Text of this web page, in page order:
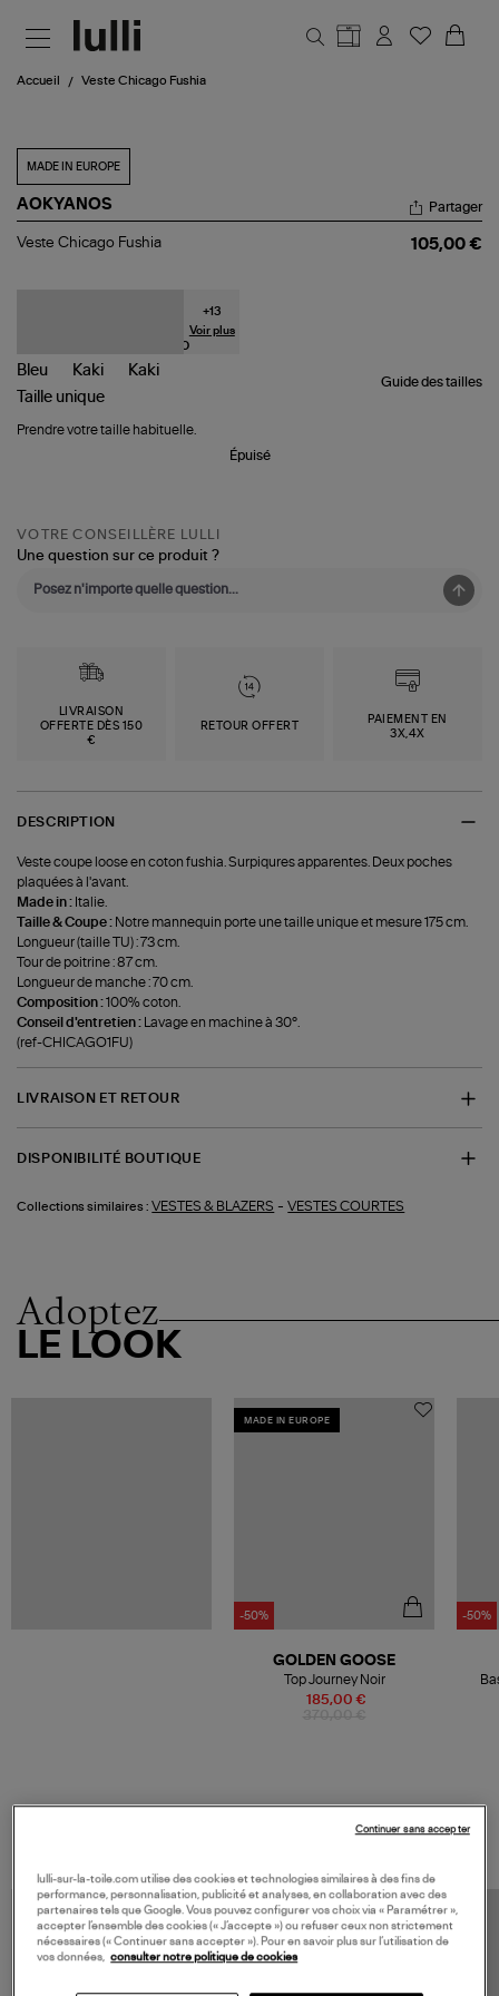
Accueil Veste Chicago Fushia
MADE IN EUROPE
AOKYANOS
Veste
Partager
Veste Chicago Fushia 105,00 €
+13
Voir plus
Guide des tailles
Taille unique
Prendre votre taille habituelle.
Épuisé
VOTRE CONSEILLÈRE LULLI
Une question sur ce produit ?
LIVRAISON
OFFERTE DÈS 150
€
RETOUR OFFERT
PAIEMENT EN
3X,4X
DESCRIPTION
Veste coupe loose en coton fushia. Surpiqures apparentes. Deux poches
plaquées à l'avant.
Made in : Italie.
Taille & Coupe : Notre mannequin porte une taille unique et mesure 175 cm.
Longueur (taille TU) : 73 cm.
Tour de poitrine : 87 cm.
Longueur de manche : 70 cm.
Composition :100% coton.
Conseil d'entretien : Lavage en machine à 30°.
(ref-CHICAGO1FU)
LIVRAISON ET RETOUR
DISPONIBILITÉ BOUTIQUE
Collections similaires : VESTES & BLAZERS -VESTES COURTES
Adoptez
LE LOOK
MADE IN EUROPE
-50%
185,00 €
GOLDEN GOOSE
Top Journey Noir
-50%
lulli-sur-la-toile.com utilise des cookies et technologies similaires à des fins de
performance, personnalisation, publicité et analyses, en collaboration avec des
partenaires tels que Google. Vous pouvez configurer vos choix via « Paramétrer »,
accepter l’ensemble des cookies (« J’accepte ») ou refuser ceux non strictement
nécessaires (« Continuer sans accepter »). Pour en savoir plus sur l’utilisation de
vos données, consulter notre politique de cookies
Continuer sans accepter